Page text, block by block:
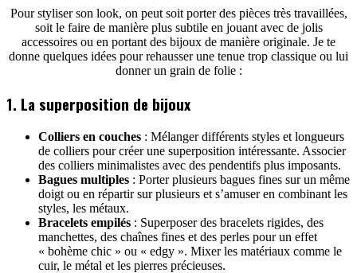
Pour styliser son look, on peut soit porter des pièces très travaillées,
soit le faire de manière plus subtile en jouant avec de jolis
accessoires ou en portant des bijoux de manière originale. Je te
donne quelques idées pour rehausser une tenue trop classique ou lui
donner un grain de folie :
1. La superposition de bijoux
Colliers en couches : Mélanger différents styles et longueurs
de colliers pour créer une superposition intéressante. Associer
des colliers minimalistes avec des pendentifs plus imposants.
Bagues multiples : Porter plusieurs bagues fines sur un même
doigt ou en répartir sur plusieurs et s’amuser en combinant les
styles, les métaux.
Bracelets empilés : Superposer des bracelets rigides, des
manchettes, des chaînes fines et des perles pour un effet
« bohème chic » ou « edgy ». Mixer les matériaux comme le
cuir, le métal et les pierres précieuses.